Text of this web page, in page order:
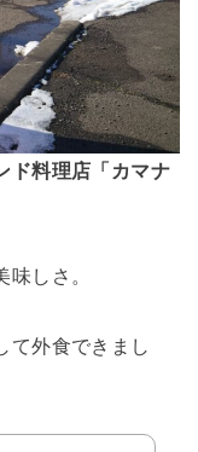
ド料理店「カマナ
しさ。
て外食できまし